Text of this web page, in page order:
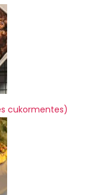
cukormentes)